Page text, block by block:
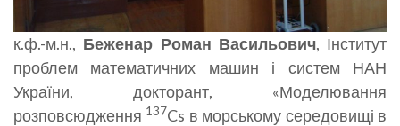
к.ф.-м.н., Беженар Роман Васильович, Інститут
проблем математичних машин і систем НАН
України, докторант, «Моделювання
розповсюдження 137Cs в морському середовищі в